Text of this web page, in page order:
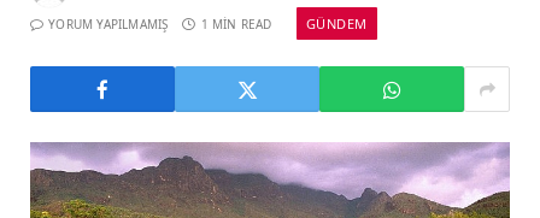
YORUM YAPILMAMIŞ 1 MIN READ GÜNDEM